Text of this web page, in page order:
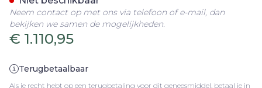
€ 1.110,95
Terugbetaalbaar
Als je recht hebt op een terugbetaling voor dit geneesmiddel, betaal je in
Neem contact op met ons via telefoon of e-mail, dan
bekijken we samen de mogelijkheden.